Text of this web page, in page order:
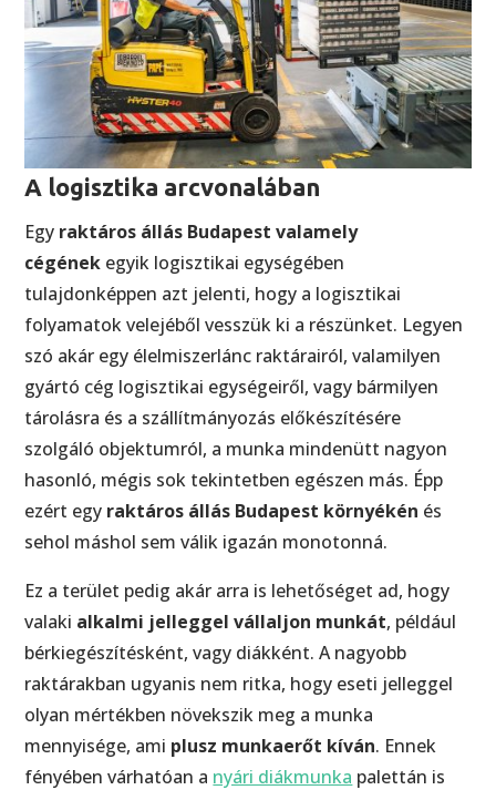
A logisztika arcvonalában
Egy raktáros állás Budapest valamely
cégének egyik logisztikai egységében
tulajdonképpen azt jelenti, hogy a logisztikai
folyamatok velejéből vesszük ki a részünket. Legyen
szó akár egy élelmiszerlánc raktárairól, valamilyen
gyártó cég logisztikai egységeiről, vagy bármilyen
tárolásra és a szállítmányozás előkészítésére
szolgáló objektumról, a munka mindenütt nagyon
hasonló, mégis sok tekintetben egészen más. Épp
ezért egy raktáros állás Budapest környékén és
sehol máshol sem válik igazán monotonná.
Ez a terület pedig akár arra is lehetőséget ad, hogy
valaki alkalmi jelleggel vállaljon munkát, például
bérkiegészítésként, vagy diákként. A nagyobb
raktárakban ugyanis nem ritka, hogy eseti jelleggel
olyan mértékben növekszik meg a munka
mennyisége, ami plusz munkaerőt kíván. Ennek
fényében várhatóan a nyári diákmunka palettán is